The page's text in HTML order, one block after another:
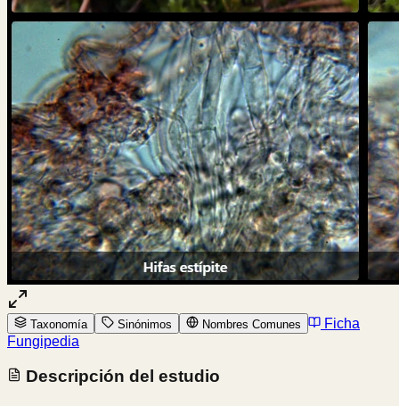
Taxonomía Sinónimos Nombres Comunes
Ficha
Fungipedia
Descripción del estudio